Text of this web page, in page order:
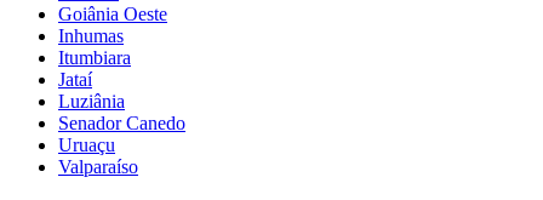
Goiânia Oeste
Inhumas
Itumbiara
Jataí
Luziânia
Senador Canedo
Uruaçu
Valparaíso